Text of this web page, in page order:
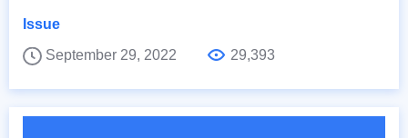
Issue
September 29, 2022
29,393